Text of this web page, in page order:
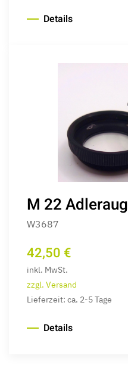
Details
M 22
W3687
42,50 €
inkl. MwSt.
zzgl. Versand
Lieferzeit: ca. 2-5 Tage
Details